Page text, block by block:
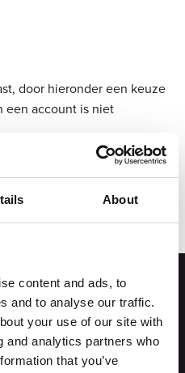
About
content and ads, to
and to analyse our traffic.
your use of our site with
and analytics partners who
that you’ve
door hieronder een keuze
een account is niet
/ Ronin BV